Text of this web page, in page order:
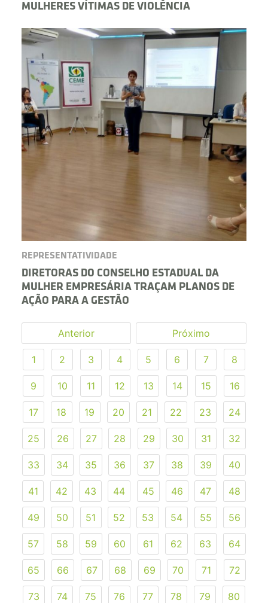
MULHERES VÍTIMAS DE VIOLÊNCIA
REPRESENTATIVIDADE
DIRETORAS DO CONSELHO ESTADUAL DA
MULHER EMPRESÁRIA TRAÇAM PLANOS DE
AÇÃO PARA A GESTÃO
Anterior Próximo
1 2 3 4 5 6 7 8
9 10 11 12 13 14 15 16
17 18 19 20 21 22 23 24
25 26 27 28 29 30 31 32
33 34 35 36 37 38 39 40
41 42 43 44 45 46 47 48
49 50 51 52 53 54 55 56
57 58 59 60 61 62 63 64
65 66 67 68 69 70 71 72
73 74 75 76 77 78 79 80